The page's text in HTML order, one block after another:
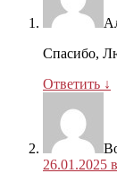
Спасибо,
Ответить ↓
26.01.2025